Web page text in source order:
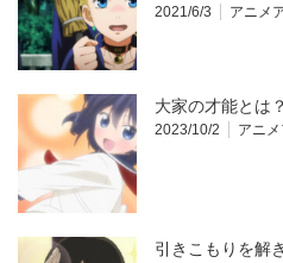
2021/6/3 アニメ
大家の才能とは
2023/10/2 アニ
引きこもりを解